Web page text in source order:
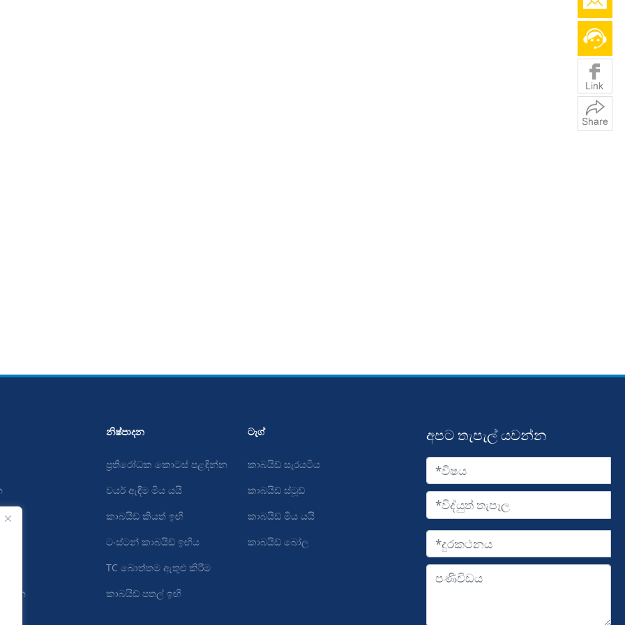
නිෂ්පාදන
ප්‍රතිරෝධක කොටස් පළඳින්න
වයර් ඇඳීම මිය යයි
කාබයිඩ් කියත් ඉඟි
ටංස්ටන් කාබයිඩ් ඉඟිය
TC බොත්තම ඇතුළු කිරීම
කාබයිඩ් පතල් ඉඟි
ටැග්
කාබයිඩ් සැරයටිය
කාබයිඩ් ස්ටූඩ්
කාබයිඩ් මිය යයි
කාබයිඩ් බෝල
අපට තැපැල් යවන්න